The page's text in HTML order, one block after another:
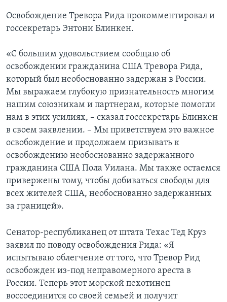
Освобождение Тревора Рида прокомментировал и
госсекретарь Энтони Блинкен.
«С большим удовольствием сообщаю об
освобождении гражданина США Тревора Рида,
который был необоснованно задержан в России.
Мы выражаем глубокую признательность многим
нашим союзникам и партнерам, которые помогли
нам в этих усилиях, – сказал госсекретарь Блинкен
в своем заявлении. – Мы приветствуем это важное
освобождение и продолжаем призывать к
освобождению необоснованно задержанного
гражданина США Пола Уилана. Мы также остаемся
привержены тому, чтобы добиваться свободы для
всех жителей США, необоснованно задержанных
за границей».
Сенатор-республиканец от штата Техас Тед Круз
заявил по поводу освобождения Рида: «Я
испытываю облегчение от того, что Тревор Рид
освобожден из-под неправомерного ареста в
России. Теперь этот морской пехотинец
воссоединится со своей семьей и получит